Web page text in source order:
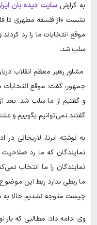
به گزارشسایت دیده بان
نشست «از فلسفه مطهری تا
موقع انتخابات ما را رد
سلب شد.
مشاور رهبر معظم انقلاب
جمهور، گفت: موقع انتخابات
و گفتیم از ما سلب شد. بعد
گفتند نمی‌توانیم بگوییم و
به نوشته ایرنا، لاریجانی
نمایندگان که ما رد
نمایندگان را ما انتخاب
ما ربطی ندارد ربط این
چیست متوجه نشدیم حالا به
وی ادامه داد: مطالبی که بار